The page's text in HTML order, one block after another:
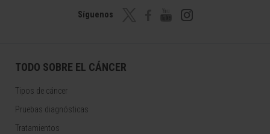
Síguenos
TODO SOBRE EL CÁNCER
Tipos de cáncer
Pruebas diagnósticas
Tratamientos